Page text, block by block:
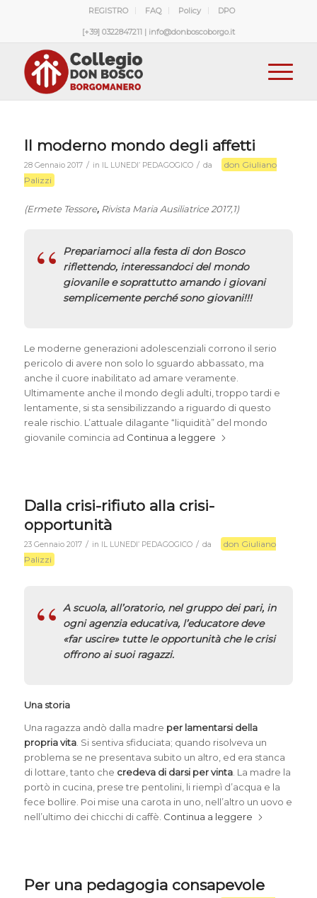
REGISTRO FAQ Policy DPO
[+39] 0322847211 | info@donboscoborgo.it
Il moderno mondo degli affetti
28 Gennaio 2017 / in IL LUNEDI’ PEDAGOGICO / da
don Giuliano
Palizzi
(Ermete Tessore, Rivista Maria Ausiliatrice 2017,1)
Prepariamoci alla festa di don Bosco
riflettendo, interessandoci del mondo
giovanile e soprattutto amando i giovani
semplicemente perché sono giovani!!!
Le moderne generazioni adolescenziali corrono il serio
pericolo di avere non solo lo sguardo abbassato, ma
anche il cuore inabilitato ad amare veramente.
Ultimamente anche il mondo degli adulti, troppo tardi e
lentamente, si sta sensibilizzando a riguardo di questo
reale rischio. L’attuale dilagante “liquidità” del mondo
giovanile comincia ad Continua a leggere
Dalla crisi-rifiuto alla crisi-
opportunità
23 Gennaio 2017 / in IL LUNEDI’ PEDAGOGICO / da
don Giuliano
Palizzi
A scuola, all’oratorio, nel gruppo dei pari, in
ogni agenzia educativa, l’educatore deve
«far uscire» tutte le opportunità che le crisi
offrono ai suoi ragazzi.
Una storia
Una ragazza andò dalla madre per lamentarsi della
propria vita. Si sentiva sfiduciata; quando risolveva un
problema se ne presentava subito un altro, ed era stanca
di lottare, tanto che credeva di darsi per vinta. La madre la
portò in cucina, prese tre pentolini, li riempì d’acqua e la
fece bollire. Poi mise una carota in uno, nell’altro un uovo e
nell’ultimo dei chicchi di caffè. Continua a leggere
Per una pedagogia consapevole